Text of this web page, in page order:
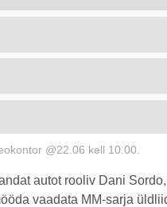
@22.06 kell 10.00.
autot rooliv Dani
vaadata MM-sarja